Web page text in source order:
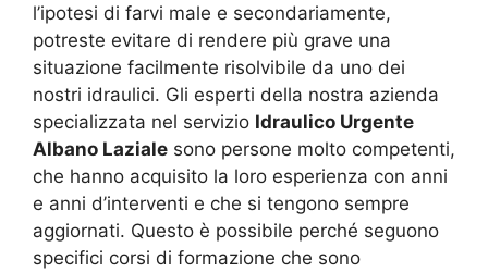
l’ipotesi di farvi male e secondariamente,
potreste evitare di rendere più grave una
situazione facilmente risolvibile da uno dei
nostri idraulici. Gli esperti della nostra azienda
specializzata nel servizio Idraulico Urgente
Albano Laziale sono persone molto competenti,
che hanno acquisito la loro esperienza con anni
e anni d’interventi e che si tengono sempre
aggiornati. Questo è possibile perché seguono
specifici corsi di formazione che sono